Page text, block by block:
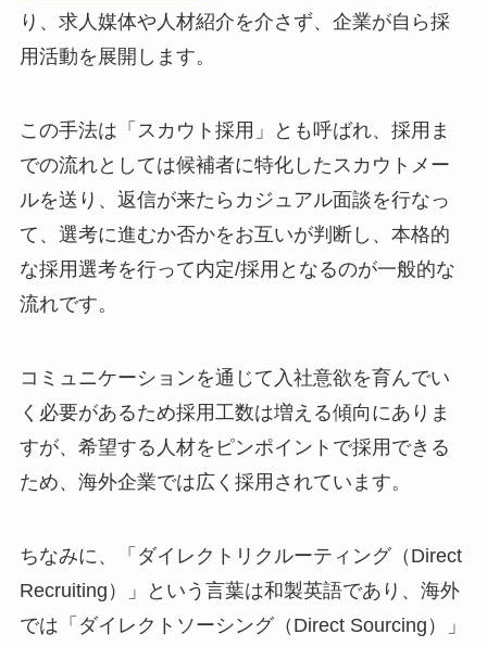
り、求人媒体や人材紹介を介さず、企業が自ら採
用活動を展開します。
この手法は「スカウト採用」とも呼ばれ、採用ま
での流れとしては候補者に特化したスカウトメー
ルを送り、返信が来たらカジュアル面談を行なっ
て、選考に進むか否かをお互いが判断し、本格的
な採用選考を行って内定/採用となるのが一般的な
流れです。
コミュニケーションを通じて入社意欲を育んでい
く必要があるため採用工数は増える傾向にありま
すが、希望する人材をピンポイントで採用できる
ため、海外企業では広く採用されています。
ちなみに、「ダイレクトリクルーティング（Direct
Recruiting）」という言葉は和製英語であり、海外
では「ダイレクトソーシング（Direct Sourcing）」